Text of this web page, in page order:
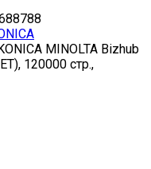
MINOLTA Bizhub
120000 стр.,